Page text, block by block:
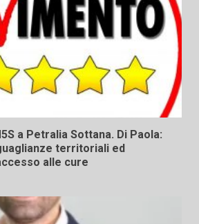
a Petralia Sottana. Di Paola:
territoriali ed
alle cure